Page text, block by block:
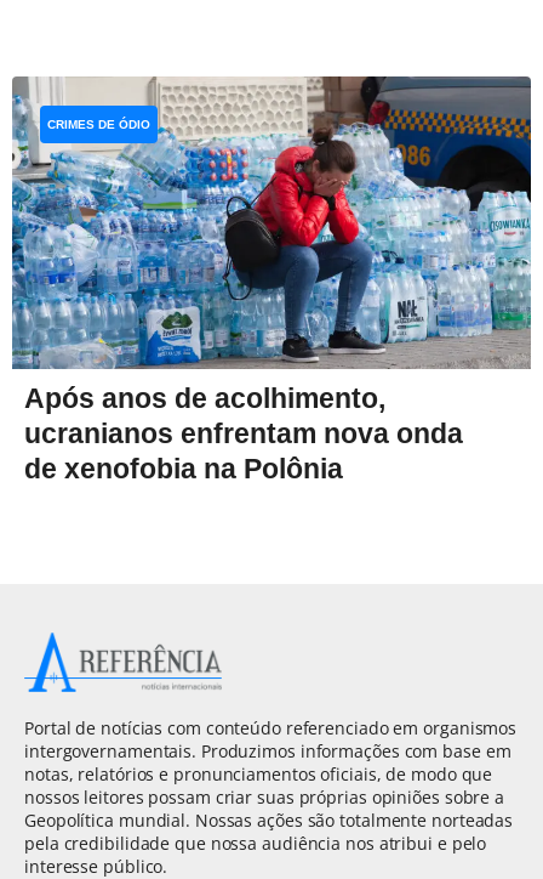
Após anos de acolhimento,
ucranianos enfrentam nova onda
de xenofobia na Polônia
CRIMES DE ÓDIO
Portal de notícias com conteúdo referenciado em organismos
intergovernamentais. Produzimos informações com base em
notas, relatórios e pronunciamentos oficiais, de modo que
nossos leitores possam criar suas próprias opiniões sobre a
Geopolítica mundial. Nossas ações são totalmente norteadas
pela credibilidade que nossa audiência nos atribui e pelo
interesse público.